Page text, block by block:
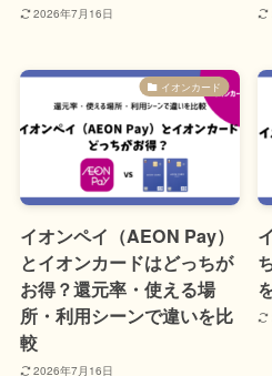
2026年7月16日
イオンカード
イオンペイ（AEON Pay）
とイオンカードはどっちが
お得？還元率・使える場
所・利用シーンで違いを比
較
2026年7月16日